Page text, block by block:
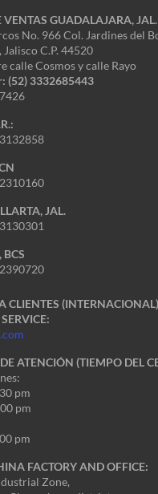
VENTAS GUADALAJARA, JAL.
No. 966 Col. Jardines del
C.P. 44520
calle Cosmos y calle Rayo
(52) 3332685443
JAL.
BCS
CLIENTES (INTERNACIONAL)
ATENCIÓN (TIEMPO DEL
pm
pm
pm
FACTORY AND OFFICE:
Zone,